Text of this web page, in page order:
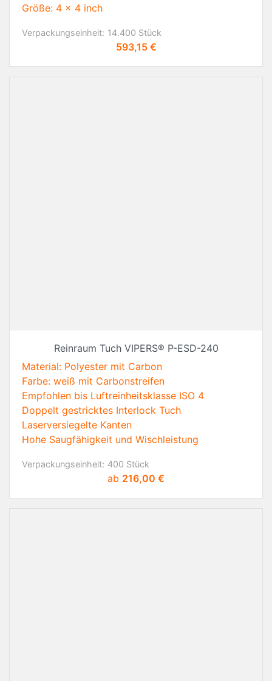
Größe: 4 x 4 inch
Verpackungseinheit: 14.400 Stück
Preis
593,15 €
Reinraum Tuch VIPERS® P-ESD-240
Material: Polyester mit Carbon
Farbe: weiß mit Carbonstreifen
Empfohlen bis Luftreinheitsklasse ISO 4
Doppelt gestricktes Interlock Tuch
Laserversiegelte Kanten
Hohe Saugfähigkeit und Wischleistung
Verpackungseinheit: 400 Stück
ab Preis
216,00 €